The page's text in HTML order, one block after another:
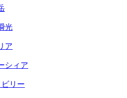
光
ア
シィア
ビリー